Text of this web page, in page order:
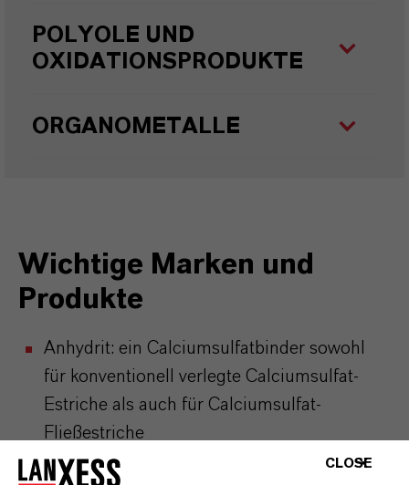
POLYOLE UND
OXIDATIONSPRODUKTE
ORGANOMETALLE
Wichtige Marken und
Produkte
Anhydrit: ein Calciumsulfatbinder sowohl
für konventionell verlegte Calciumsulfat-
Estriche als auch für Calciumsulfat-
Fließestriche
Axion® series: organometallische Produkte
CLOSE